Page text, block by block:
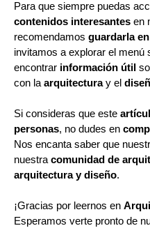
Para que siempre puedas
contenidos interesantes en
recomendamos guardarla
invitamos a explorar el menú
encontrar información útil
con la arquitecturay el
Si consideras que este
personas, no dudes en
Nos encanta saber que
nuestra comunidad de
arquitectura y diseño.
¡Gracias por leernos en
Esperamos verte pronto de